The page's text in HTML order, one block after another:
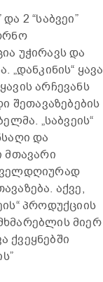
2 “საბვეი”
უჭირავს და
ყავა
არჩევანს
შეთავაზებების
„საბვეის“
და
მთავარი
აქვე,
პროდუქციის
მიერ